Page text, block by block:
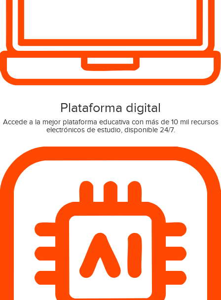
Plataforma digital
Accede a la mejor plataforma educativa con más de 10 mil recursos
electrónicos de estudio, disponible 24/7.